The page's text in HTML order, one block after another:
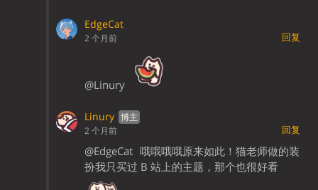
EdgeCat
回复
2 个月前
@Linury
Linury
回复
2 个月前
@EdgeCat 哦哦哦哦原来如此！猫老师做的装
扮我只买过 B 站上的主题，那个也很好看